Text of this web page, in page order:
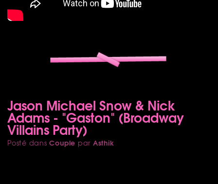
Jason Michael Snow & Nick
Adams - "Gaston" (Broadway
Villains Party)
Posté dansCouple par Asthik